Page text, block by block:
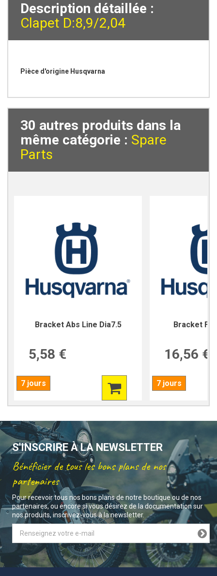
Description détaillée :
Clapet D:8,9/2,04
Pièce d'origine Husqvarna
30 autres produits dans la
même catégorie : Spare
Parts
Bracket Abs Line Dia7.5
5,58 €
7 jours
Bracket
16,56 €
7 jours
S'INSCRIRE À LA NEWSLETTER
Bénéficier de tous les bons plans de nos
partenaires
Pour recevoir tous nos bons plans de notre boutique ou de nos
partenaires, ou encore si vous désirez de la documentation sur
nos produits, inscrivez-vous à la newsletter.